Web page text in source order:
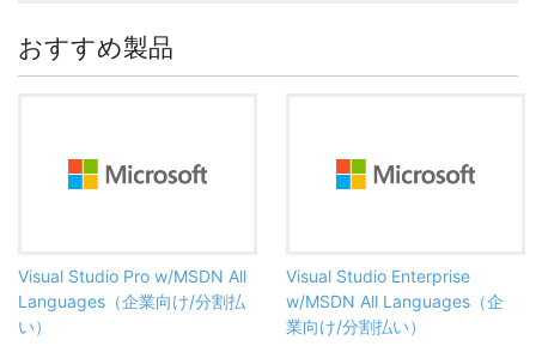
おすすめ製品
Visual Studio Pro w/MSDN All
Languages（企業向け/分割払
い）
Visual Studio Enterprise
w/MSDN All Languages（企
業向け/分割払い）